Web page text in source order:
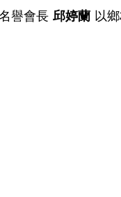
譽會長 邱婷蘭 以